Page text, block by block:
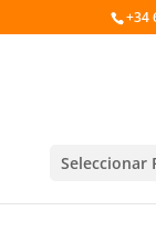
+34
Seleccionar